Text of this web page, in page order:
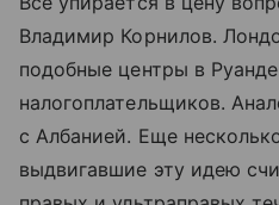
Владимир Корнилов.
подобные центры в
налогоплательщиков.
с Албанией. Еще
выдвигавшие эту идею